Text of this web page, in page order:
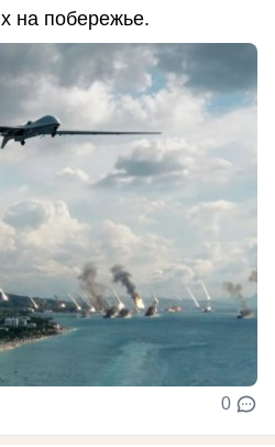
на побережье.
0